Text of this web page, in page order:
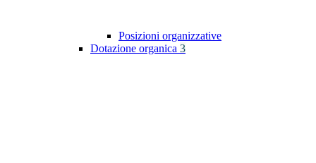
Posizioni organizzative
Dotazione organica 3